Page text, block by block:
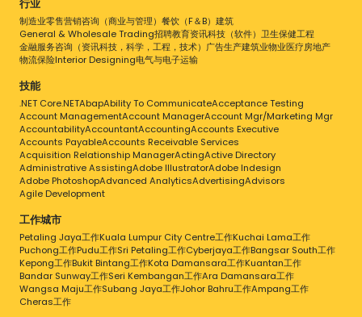
行业
制造业零售营销咨询（商业与管理） 餐饮（F＆B） 建筑
General & Wholesale Trading招聘教育资讯科技（软件） 卫生保健工程
金融服务咨询（资讯科技，科学，工程，技术） 广告生产建筑业物业医疗房地产
物流保险Interior Designing电气与电子运输
技能
.NET Core.NETAbapAbility To CommunicateAcceptance Testing
Account ManagementAccount ManagerAccount Mgr/Marketing Mgr
AccountabilityAccountantAccountingAccounts Executive
Accounts PayableAccounts Receivable Services
Acquisition Relationship ManagerActingActive Directory
Administrative AssistingAdobe IllustratorAdobe Indesign
Adobe PhotoshopAdvanced AnalyticsAdvertisingAdvisors
Agile Development
工作城市
Petaling Jaya工作Kuala Lumpur City Centre工作Kuchai Lama工作
Puchong工作Pudu工作Sri Petaling工作Cyberjaya工作Bangsar South工作
Kepong工作Bukit Bintang工作Kota Damansara工作Kuantan工作
Bandar Sunway工作Seri Kembangan工作Ara Damansara工作
Wangsa Maju工作Subang Jaya工作Johor Bahru工作Ampang工作
Cheras工作